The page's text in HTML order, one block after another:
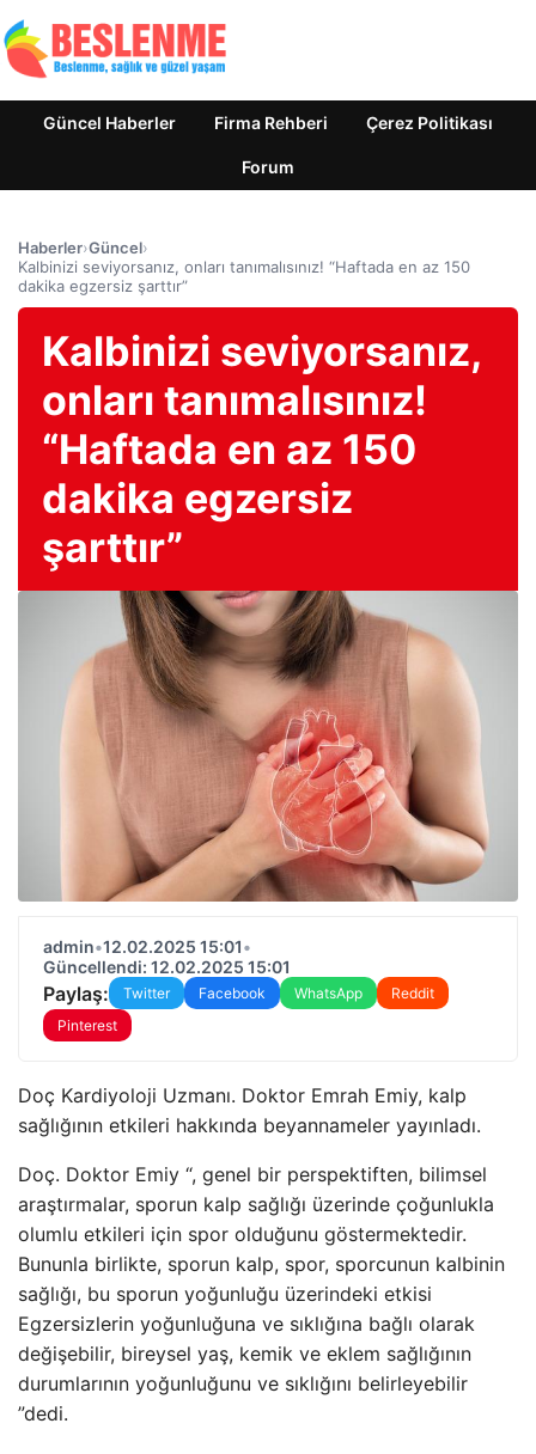
Güncel Haberler Firma Rehberi Çerez Politikası
Forum
Haberler›Güncel›
Kalbinizi seviyorsanız, onları tanımalısınız! “Haftada en az 150
dakika egzersiz şarttır”
Kalbinizi seviyorsanız,
onları tanımalısınız!
“Haftada en az 150
dakika egzersiz
şarttır”
admin•12.02.2025 15:01•
Güncellendi: 12.02.2025 15:01
Paylaş: Twitter Facebook WhatsApp
Reddit
Pinterest
Doç Kardiyoloji Uzmanı. Doktor Emrah Emiy, kalp
sağlığının etkileri hakkında beyannameler yayınladı.
Doç. Doktor Emiy “, genel bir perspektiften, bilimsel
araştırmalar, sporun kalp sağlığı üzerinde çoğunlukla
olumlu etkileri için spor olduğunu göstermektedir.
Bununla birlikte, sporun kalp, spor, sporcunun kalbinin
sağlığı, bu sporun yoğunluğu üzerindeki etkisi
Egzersizlerin yoğunluğuna ve sıklığına bağlı olarak
değişebilir, bireysel yaş, kemik ve eklem sağlığının
durumlarının yoğunluğunu ve sıklığını belirleyebilir
”dedi.